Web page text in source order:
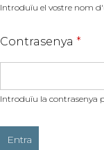
Introduïu el vostre nom
Contrasenya *
Introduïu la contrasenya